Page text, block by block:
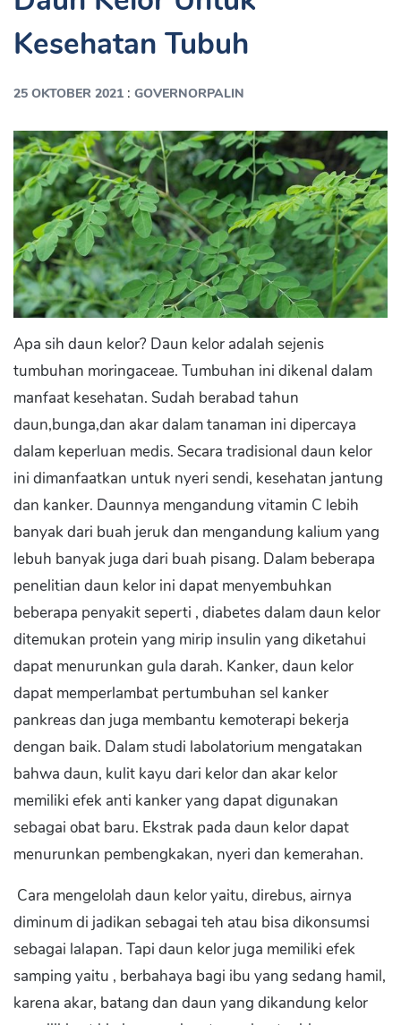
Kesehatan Tubuh
25 OKTOBER 2021 : GOVERNORPALIN
Apa sih daun kelor? Daun kelor adalah sejenis
tumbuhan moringaceae. Tumbuhan ini dikenal dalam
manfaat kesehatan. Sudah berabad tahun
daun,bunga,dan akar dalam tanaman ini dipercaya
dalam keperluan medis. Secara tradisional daun kelor
ini dimanfaatkan untuk nyeri sendi, kesehatan jantung
dan kanker. Daunnya mengandung vitamin C lebih
banyak dari buah jeruk dan mengandung kalium yang
lebuh banyak juga dari buah pisang. Dalam beberapa
penelitian daun kelor ini dapat menyembuhkan
beberapa penyakit seperti , diabetes dalam daun kelor
ditemukan protein yang mirip insulin yang diketahui
dapat menurunkan gula darah. Kanker, daun kelor
dapat memperlambat pertumbuhan sel kanker
pankreas dan juga membantu kemoterapi bekerja
dengan baik. Dalam studi labolatorium mengatakan
bahwa daun, kulit kayu dari kelor dan akar kelor
memiliki efek anti kanker yang dapat digunakan
sebagai obat baru. Ekstrak pada daun kelor dapat
menurunkan pembengkakan, nyeri dan kemerahan.
Cara mengelolah daun kelor yaitu, direbus, airnya
diminum di jadikan sebagai teh atau bisa dikonsumsi
sebagai lalapan. Tapi daun kelor juga memiliki efek
samping yaitu , berbahaya bagi ibu yang sedang hamil,
karena akar, batang dan daun yang dikandung kelor